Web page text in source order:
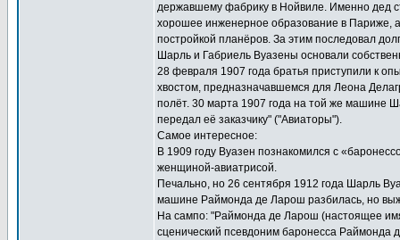
державшему фабрику в Нойвиле. Именно дед
хорошее инженерное образование в Париже,
постройкой планёров. За этим последовал
Шарль и Габриель Вуазены основали
28 февраля 1907 года братья приступили к
хвостом, предназначавшемся для Леона
полёт. 30 марта 1907 года на той же машине
передал её заказчику" ("Авиаторы").
Самое интересное:
В 1909 году Вуазен познакомился с
женщиной-авиатрисой.
Печально, но 26 сентября 1912 года Шарль
машине Раймонда де Ларош разбилась, но
На сампо: "Раймонда де Ларош (настоящее
сценический псевдоним баронесса